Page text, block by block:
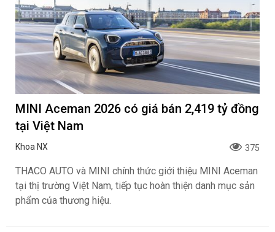
MINI Aceman 2026 có giá bán 2,419 tỷ đồng
tại Việt Nam
Khoa NX 375
THACO AUTO và MINI chính thức giới thiệu MINI Aceman
tại thị trường Việt Nam, tiếp tục hoàn thiện danh mục sản
phẩm của thương hiệu.